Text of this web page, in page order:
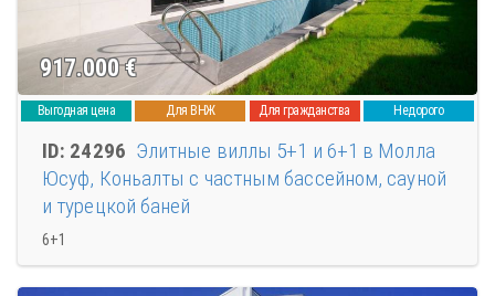
917.000€
Выгодная цена Для ВНЖ Для гражданства Недорого
ID: 24296 Элитные виллы 5+1 и 6+1 в Молла
Юсуф, Коньалты с частным бассейном, сауной
и турецкой баней
6+1